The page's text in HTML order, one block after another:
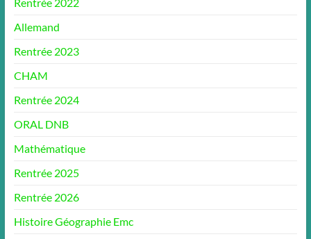
Allemand
Rentrée 2023
CHAM
Rentrée 2024
ORAL DNB
Mathématique
Rentrée 2025
Rentrée 2026
Histoire Géographie Emc